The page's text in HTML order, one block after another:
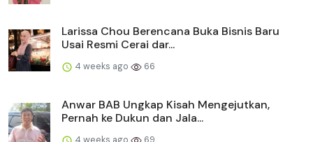
Larissa Chou Berencana Buka Bisnis Baru
Usai Resmi Cerai dar...
4 weeks ago 66
Anwar BAB Ungkap Kisah Mengejutkan,
Pernah ke Dukun dan Jala...